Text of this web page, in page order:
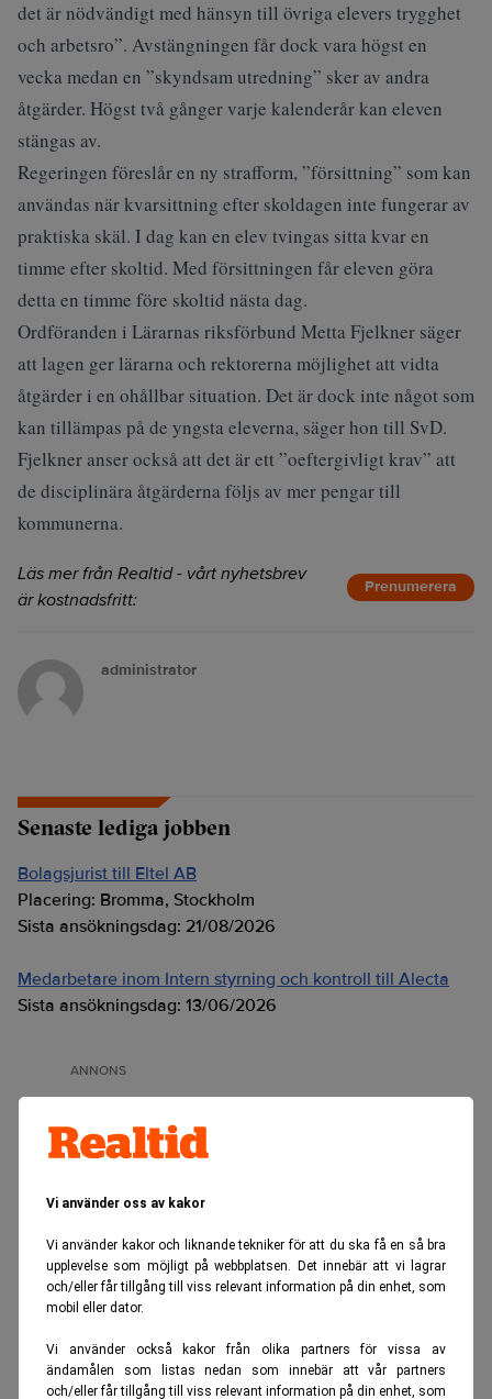
Vi använder oss av kakor
Vi använder kakor och liknande tekniker för att du ska få en så bra
upplevelse som möjligt på webbplatsen. Det innebär att vi lagrar
och/eller får tillgång till viss relevant information på din enhet, som
mobil eller dator.
Vi använder också kakor från olika partners för vissa av
ändamålen som listas nedan som innebär att vår partners
och/eller får tillgång till viss relevant information på din enhet, som
det är nödvändigt med hänsyn till övriga elevers trygghet
och arbetsro”. Avstängningen får dock vara högst en
vecka medan en ”skyndsam utredning” sker av andra
åtgärder. Högst två gånger varje kalenderår kan eleven
stängas av.
Regeringen föreslår en ny strafform, ”försittning” som kan
användas när kvarsittning efter skoldagen inte fungerar av
praktiska skäl. I dag kan en elev tvingas sitta kvar en
timme efter skoltid. Med försittningen får eleven göra
detta en timme före skoltid nästa dag.
Ordföranden i Lärarnas riksförbund Metta Fjelkner säger
att lagen ger lärarna och rektorerna möjlighet att vidta
åtgärder i en ohållbar situation. Det är dock inte något som
kan tillämpas på de yngsta eleverna, säger hon till SvD.
Fjelkner anser också att det är ett ”oeftergivligt krav” att
de disciplinära åtgärderna följs av mer pengar till
kommunerna.
Läs mer från Realtid - vårt nyhetsbrev
är kostnadsfritt:
Prenumerera
administrator
Senaste lediga jobben
Bolagsjurist till Eltel AB
Placering: Bromma, Stockholm
Sista ansökningsdag: 21/08/2026
Medarbetare inom Intern styrning och kontroll till Alecta
Sista ansökningsdag: 13/06/2026
ANNONS